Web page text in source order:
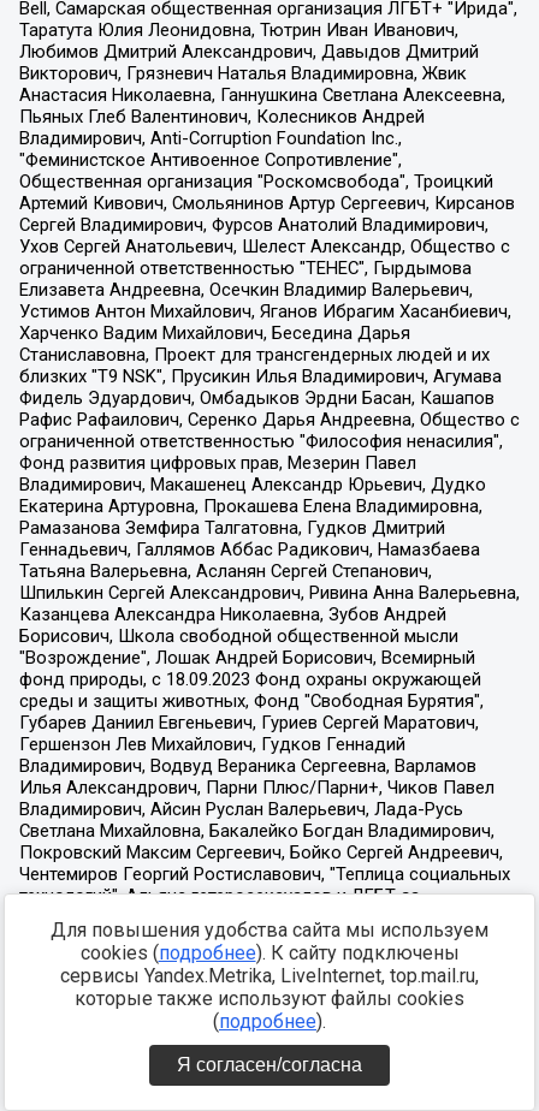
Для повышения удобства сайта мы используем
cookies (подробнее). К сайту подключены
сервисы Yandex.Metrika, LiveInternet, top.mail.ru,
которые также используют файлы cookies
(подробнее).
Я согласен/согласна